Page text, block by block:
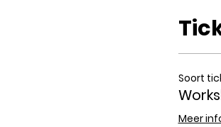
*
*
Soort
Meer